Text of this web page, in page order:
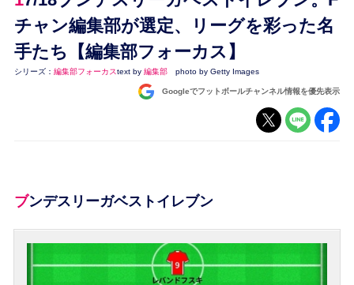
ブンデスリーガ
UEFA
ナショナルチーム
チャン編集部が選定、リーグを彩った名
手たち【編集部フォーカス】
シリーズ： 編集部フォーカスtext by 編集部 photo by Getty Images
Googleでフットボールチャンネル情報を優先表示
ブンデスリーガベストイレブン